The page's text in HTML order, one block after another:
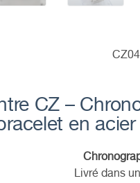
CZ –
bracelet en
Livré dans